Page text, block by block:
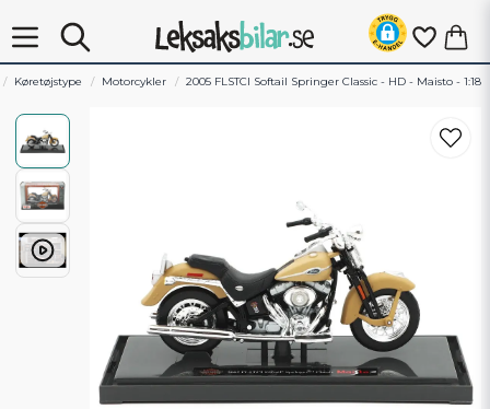
Køretøjstype Motorcykler 2005 FLSTCI Softail Springer Classic - HD - Maisto - 1:18